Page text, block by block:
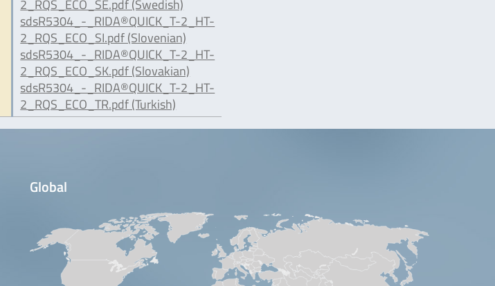
2_RQS_ECO_SE.pdf (Swedish)
sdsR5304_-_RIDA®QUICK_T-2_HT-
2_RQS_ECO_SI.pdf (Slovenian)
sdsR5304_-_RIDA®QUICK_T-2_HT-
2_RQS_ECO_SK.pdf (Slovakian)
sdsR5304_-_RIDA®QUICK_T-2_HT-
2_RQS_ECO_TR.pdf (Turkish)
Global